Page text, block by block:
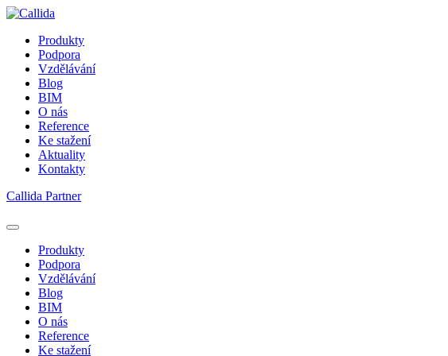
Produkty
Podpora
Vzdělávání
Blog
BIM
O nás
Reference
Ke stažení
Aktuality
Kontakty
Callida Partner
Produkty
Podpora
Vzdělávání
Blog
BIM
O nás
Reference
Ke stažení